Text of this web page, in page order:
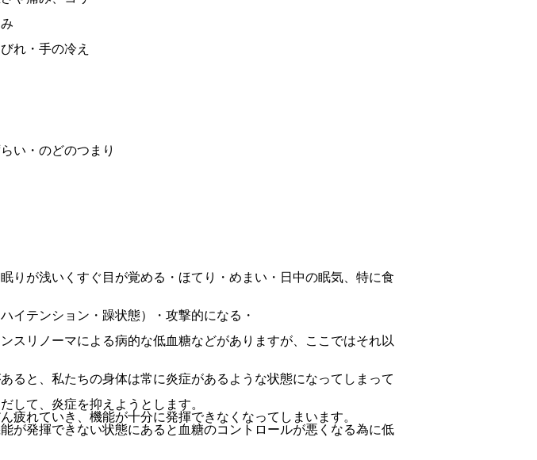
れ・手の冷え
い・のどのつまり
りが浅いくすぐ目が覚める・ほてり・めまい・日中の眠気、特に食
イテンション・躁状態）・攻撃的になる・
スリノーマによる病的な低血糖などがありますが、ここではそれ以
ると、私たちの身体は常に炎症があるような状態になってしまって
して、炎症を抑えようとします。
れていき、機能が十分に発揮できなくなってしまいます。
が発揮できない状態にあると血糖のコントロールが悪くなる為に低